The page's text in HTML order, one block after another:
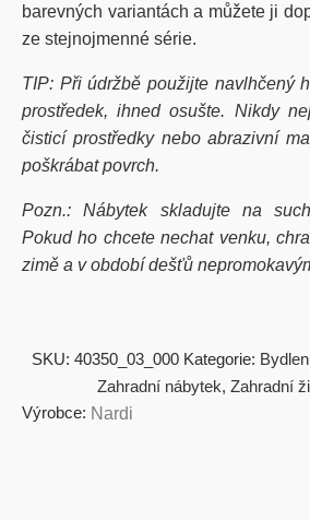
barevných variantách a můžete ji
ze stejnojmenné série.
TIP: Při údržbě použijte navlhčený
prostředek, ihned osušte. Nikdy
čisticí prostředky nebo abrazivní
poškrábat povrch.
Pozn.: Nábytek skladujte na
Pokud ho chcete nechat venku,
zimě a v období dešťů
SKU: 40350_03_000 Kategorie:
Zahradní nábytek, Zahradní
Výrobce: Nardi